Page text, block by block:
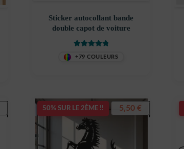
Sticker autocollant bande
double capot de voiture
+79 COULEURS
50% SUR LE 2ÈME !! 5,50 €